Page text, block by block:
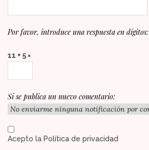
Por favor, introduce una respuesta en dígitos:
11 + 5 =
Si se publica un nuevo comentario:
Acepto la Política de privacidad